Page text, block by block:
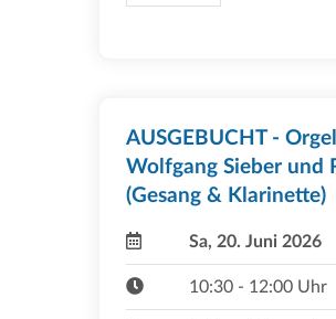
AUSGEBUCHT -
Wolfgang Sieber und
(Gesang & Klarinette)
Sa, 20. Juni 2026
10:30 - 12:00 Uhr